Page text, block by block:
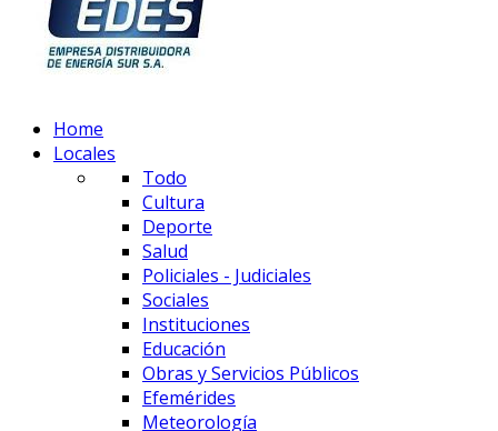
Home
Locales
Todo
Cultura
Deporte
Salud
Policiales - Judiciales
Sociales
Instituciones
Educación
Obras y Servicios Públicos
Efemérides
Meteorología